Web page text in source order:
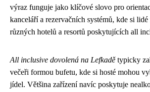
výraz funguje jako klíčové slovo pro
kanceláří a rezervačních systémů, kde si
různých hotelů a resortů poskytujících all
All inclusive dovolená na Lefkadě typicky
večeři formou bufetu, kde si hosté mohou
jídel. Většina zařízení navíc poskytuje